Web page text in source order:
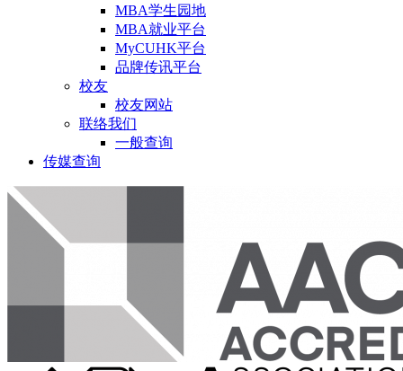
MBA学生园地
MBA就业平台
MyCUHK平台
品牌传讯平台
校友
校友网站
联络我们
一般查询
传媒查询